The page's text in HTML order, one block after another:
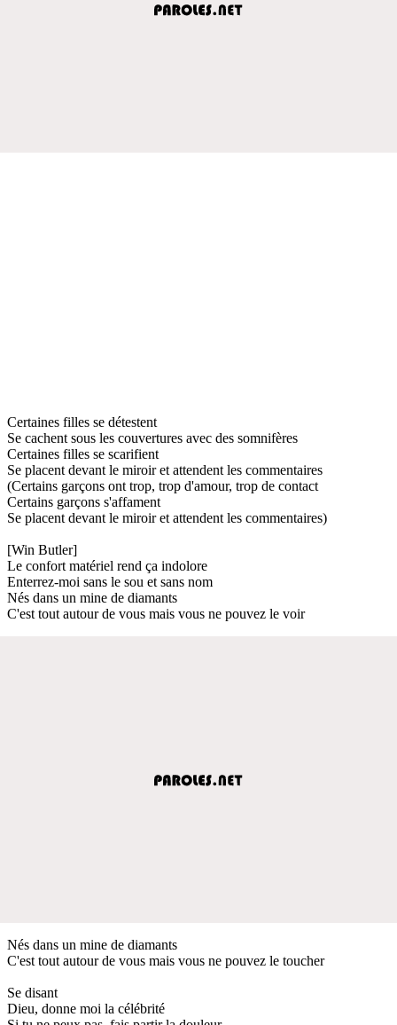
Certaines filles se détestent
Se cachent sous les couvertures avec des somnifères
Certaines filles se scarifient
Se placent devant le miroir et attendent les commentaires
(Certains garçons ont trop, trop d'amour, trop de contact
Certains garçons s'affament
Se placent devant le miroir et attendent les commentaires)
[Win Butler]
Le confort matériel rend ça indolore
Enterrez-moi sans le sou et sans nom
Nés dans un mine de diamants
C'est tout autour de vous mais vous ne pouvez le voir
Nés dans un mine de diamants
C'est tout autour de vous mais vous ne pouvez le toucher
Se disant
Dieu, donne moi la célébrité